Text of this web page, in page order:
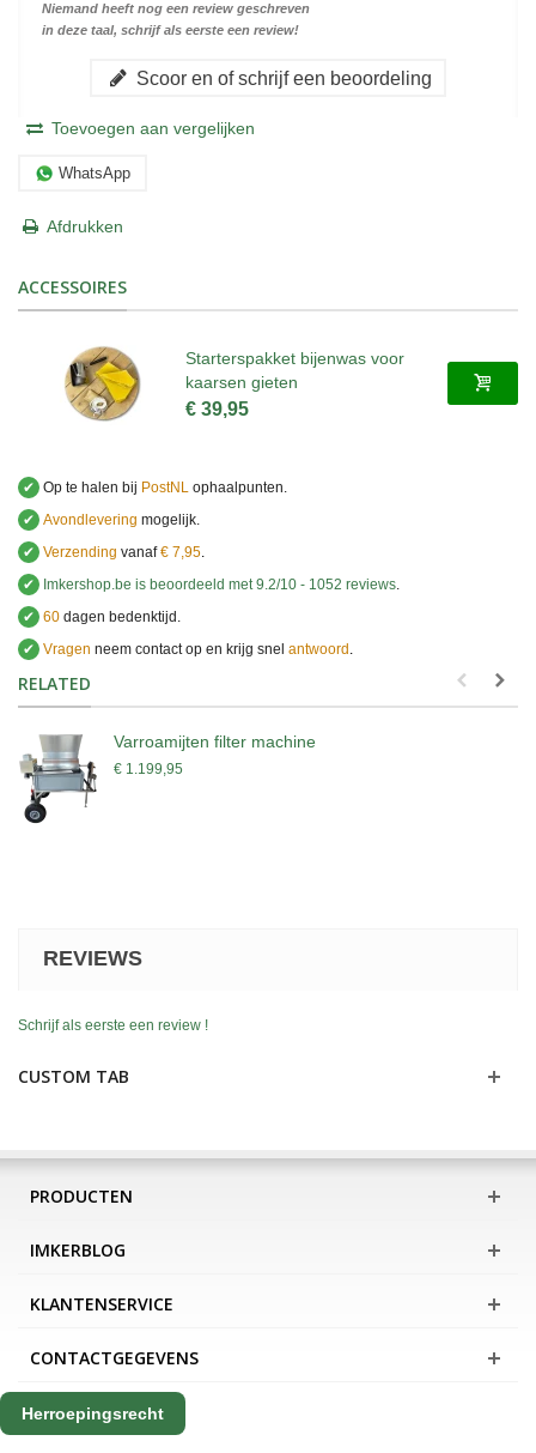
Niemand heeft nog een review geschreven
in deze taal, schrijf als eerste een review!
Scoor en of schrijf een beoordeling
Toevoegen aan vergelijken
WhatsApp
Afdrukken
ACCESSOIRES
Starterspakket bijenwas voor
kaarsen gieten
€ 39,95
✔ Op te halen bij PostNL ophaalpunten.
✔ Avondlevering mogelijk.
✔ Verzending vanaf€ 7,95.
✔
Imkershop.be is beoordeeld met9.2/10 - 1052 reviews.
✔ 60 dagen bedenktijd.
✔ Vragen neem contact op en krijg snel antwoord .
RELATED
Varroamijten filter machine
€ 1.199,95
REVIEWS
Schrijf als eerste een review !
CUSTOM TAB
PRODUCTEN
IMKERBLOG
KLANTENSERVICE
CONTACTGEGEVENS
Herroepingsrecht